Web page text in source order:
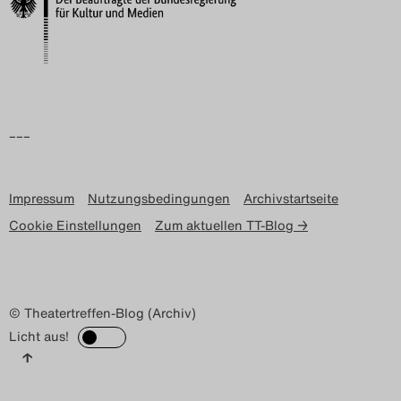
–––
Impressum Nutzungsbedingungen
Archivstartseite
Cookie Einstellungen
Zum aktuellen TT-Blog →
© Theatertreffen-Blog (Archiv)
Licht aus!
↑